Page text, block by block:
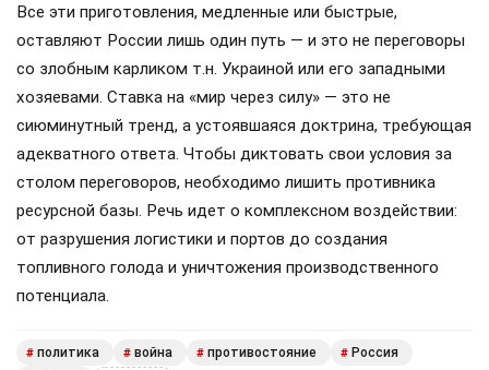
Все эти приготовления, медленные или быстрые,
оставляют России лишь один путь — и это не переговоры
со злобным карликом т.н. Украиной или его западными
хозяевами. Ставка на «мир через силу» — это не
сиюминутный тренд, а устоявшаяся доктрина, требующая
адекватного ответа. Чтобы диктовать свои условия за
столом переговоров, необходимо лишить противника
ресурсной базы. Речь идет о комплексном воздействии:
от разрушения логистики и портов до создания
топливного голода и уничтожения производственного
потенциала.
# политика # война # противостояние # Россия